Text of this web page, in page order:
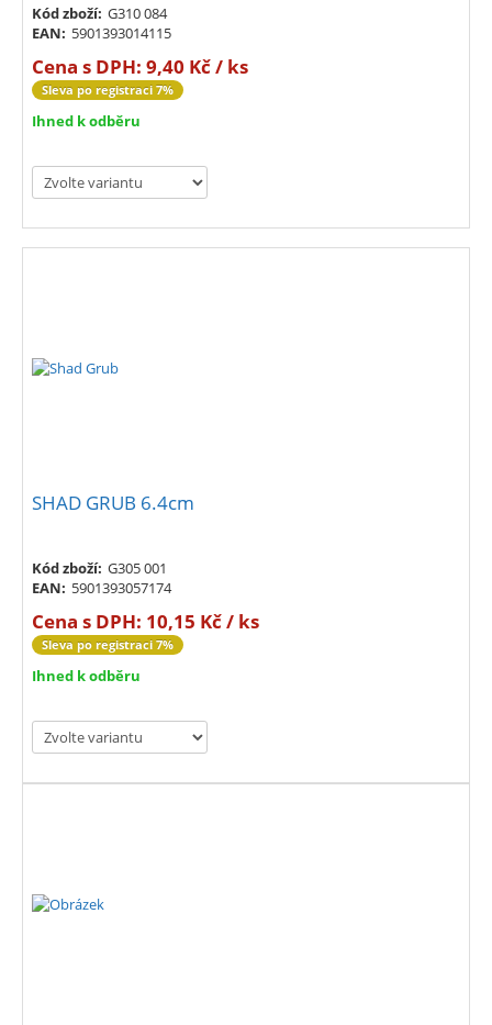
Kód zboží: G310 084
EAN: 5901393014115
Cena s DPH: 9,40 Kč / ks
Sleva po registraci 7%
Ihned k odběru
SHAD GRUB 6.4cm
Kód zboží: G305 001
EAN: 5901393057174
Cena s DPH: 10,15 Kč / ks
Sleva po registraci 7%
Ihned k odběru